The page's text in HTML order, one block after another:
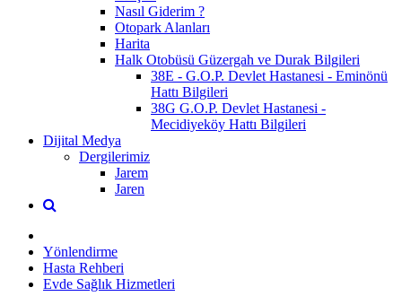
Nasıl Giderim ?
Otopark Alanları
Harita
Halk Otobüsü Güzergah ve Durak Bilgileri
38E - G.O.P. Devlet Hastanesi - Eminönü
Hattı Bilgileri
38G G.O.P. Devlet Hastanesi -
Mecidiyeköy Hattı Bilgileri
Dijital Medya
Dergilerimiz
Jarem
Jaren
Yönlendirme
Hasta Rehberi
Evde Sağlık Hizmetleri